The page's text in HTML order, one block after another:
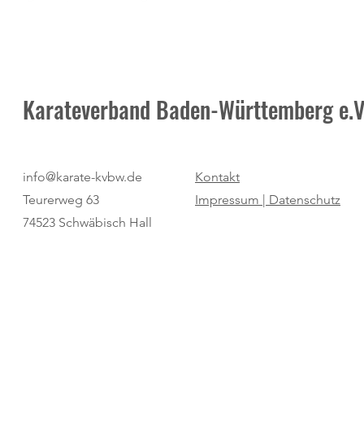
Karateverband Baden-Württemberg
info@karate-kvbw.de
Teurerweg 63
74523 Schwäbisch Hall
Kontakt
Impressum | Datenschutz